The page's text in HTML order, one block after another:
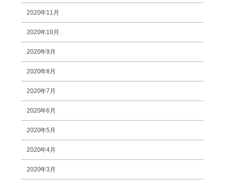
2020年11月
2020年10月
2020年9月
2020年8月
2020年7月
2020年6月
2020年5月
2020年4月
2020年3月